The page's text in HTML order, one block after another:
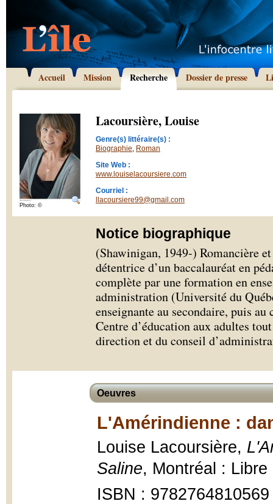
Accueil Mission Recherche Dossier de presse
Photo: ©
Lacoursière, Louise
Genre(s) littéraire(s) :
Biographie, Roman
Site Web :
www.louiselacoursiere.com
Courriel :
llacoursiere99@gmail.com
Notice biographique
(Shawinigan, 1949-) Romancière
détentrice d’un baccalauréat en
complète par une formation en
administration (Université du
enseignante au secondaire, puis
Centre d’éducation aux adultes
direction et du conseil
Oeuvres
L'Amérindienne :
Louise Lacoursière,
Saline, Montréal :
ISBN : 9782764810569